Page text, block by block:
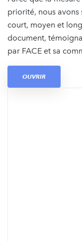
priorité, nous avons
court, moyen et
document,
par FACE et sa
OUVRIR